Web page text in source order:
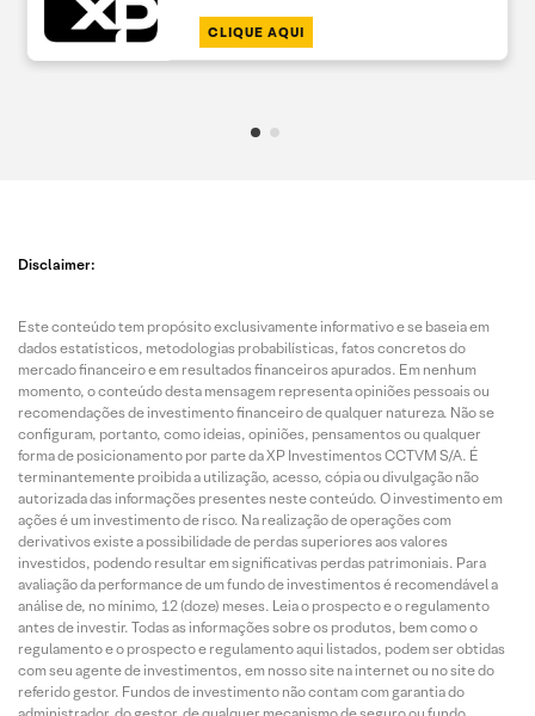
CLIQUE AQUI
Disclaimer:
Este conteúdo tem propósito exclusivamente informativo e se baseia em
dados estatísticos, metodologias probabilísticas, fatos concretos do
mercado financeiro e em resultados financeiros apurados. Em nenhum
momento, o conteúdo desta mensagem representa opiniões pessoais ou
recomendações de investimento financeiro de qualquer natureza. Não se
configuram, portanto, como ideias, opiniões, pensamentos ou qualquer
forma de posicionamento por parte da XP Investimentos CCTVM S/A. É
terminantemente proibida a utilização, acesso, cópia ou divulgação não
autorizada das informações presentes neste conteúdo. O investimento em
ações é um investimento de risco. Na realização de operações com
derivativos existe a possibilidade de perdas superiores aos valores
investidos, podendo resultar em significativas perdas patrimoniais. Para
avaliação da performance de um fundo de investimentos é recomendável a
análise de, no mínimo, 12 (doze) meses. Leia o prospecto e o regulamento
antes de investir. Todas as informações sobre os produtos, bem como o
regulamento e o prospecto e regulamento aqui listados, podem ser obtidas
com seu agente de investimentos, em nosso site na internet ou no site do
referido gestor. Fundos de investimento não contam com garantia do